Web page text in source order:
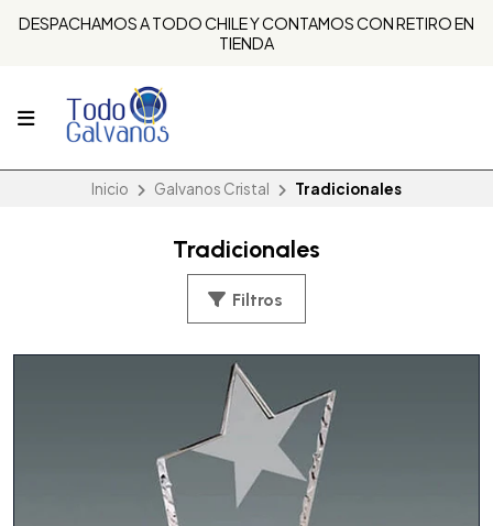
DESPACHAMOS A TODO CHILE Y CONTAMOS CON RETIRO EN
TIENDA
Inicio Galvanos Cristal Tradicionales
Tradicionales
Filtros